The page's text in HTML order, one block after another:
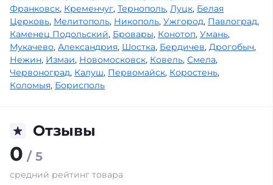
Франковск, Кременчуг, Тернополь, Луцк, Белая
Церковь, Мелитополь, Никополь, Ужгород, Павлоград,
Каменец Подольский, Бровары, Конотоп, Умань,
Мукачево, Александрия, Шостка, Бердичев, Дрогобыч,
Нежин, Измаи, Новомосковск, Ковель, Смела,
Червоноград, Калуш, Первомайск, Коростень,
Коломыя, Борисполь
Отзывы
0 / 5
средний рейтинг товара